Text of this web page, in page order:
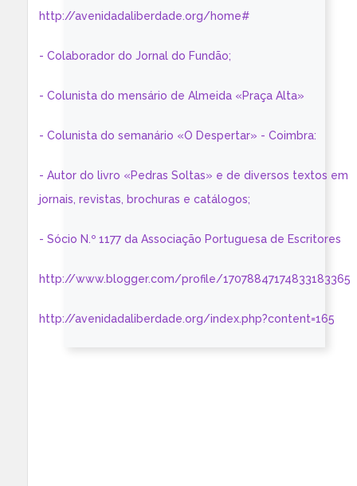
http://avenidadaliberdade.org/home#
- Colaborador do Jornal do Fundão;
- Colunista do mensário de Almeida «Praça Alta»
- Colunista do semanário «O Despertar» - Coimbra:
- Autor do livro «Pedras Soltas» e de diversos textos em
jornais, revistas, brochuras e catálogos;
- Sócio N.º 1177 da Associação Portuguesa de Escritores
http://www.blogger.com/profile/17078847174833183365
http://avenidadaliberdade.org/index.php?content=165